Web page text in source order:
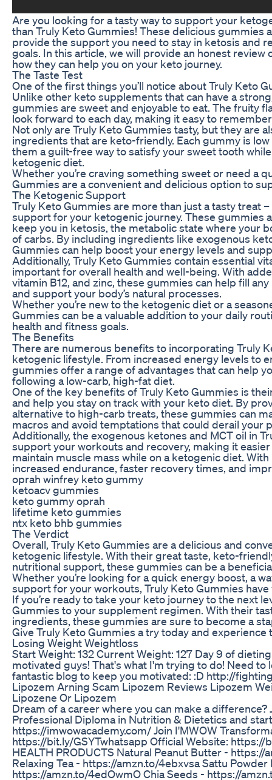
Are you looking for a tasty way to support your
than Truly Keto Gummies! These delicious gummies
provide the support you need to stay in ketosis and
goals. In this article, we will provide an honest review
how they can help you on your keto journey.
The Taste Test
One of the first things you’ll notice about Truly Keto
Unlike other keto supplements that can have a
gummies are sweet and enjoyable to eat. The fruity
look forward to each day, making it easy to
Not only are Truly Keto Gummies tasty, but they are
ingredients that are keto-friendly. Each gummy is
them a guilt-free way to satisfy your sweet tooth
ketogenic diet.
Whether you’re craving something sweet or need a
Gummies are a convenient and delicious option to
The Ketogenic Support
Truly Keto Gummies are more than just a tasty treat
support for your ketogenic journey. These gummies
keep you in ketosis, the metabolic state where your
of carbs. By including ingredients like exogenous
Gummies can help boost your energy levels and
Additionally, Truly Keto Gummies contain essential
important for overall health and well-being. With
vitamin B12, and zinc, these gummies can help fill
and support your body’s natural processes.
Whether you’re new to the ketogenic diet or a
Gummies can be a valuable addition to your daily
health and fitness goals.
The Benefits
There are numerous benefits to incorporating Truly
ketogenic lifestyle. From increased energy levels to
gummies offer a range of advantages that can help
following a low-carb, high-fat diet.
One of the key benefits of Truly Keto Gummies is
and help you stay on track with your keto diet. By
alternative to high-carb treats, these gummies can
macros and avoid temptations that could derail your
Additionally, the exogenous ketones and MCT oil in
support your workouts and recovery, making it
maintain muscle mass while on a ketogenic diet.
increased endurance, faster recovery times, and
oprah winfrey keto gummy
ketoacv gummies
keto gummy oprah
lifetime keto gummies
ntx keto bhb gummies
The Verdict
Overall, Truly Keto Gummies are a delicious and
ketogenic lifestyle. With their great taste, keto-
nutritional support, these gummies can be a
Whether you’re looking for a quick energy boost, a
support for your workouts, Truly Keto Gummies have
If you’re ready to take your keto journey to the next
Gummies to your supplement regimen. With their
ingredients, these gummies are sure to become a
Give Truly Keto Gummies a try today and
Losing Weight Weightloss
Start Weight: 132 Current Weight: 127 Day 9 of
motivated guys! That's what I'm trying to do! Need to
fantastic blog to keep you motivated: :D http://
Lipozem Arning Scam Lipozem Reviews Lipozem
Lipozene Or Lipozem
Dream of a career where you can make a difference?
Professional Diploma in Nutrition & Dietetics and
https://imwowacademy.com/ Join I'MWOW
https://bit.ly/GSYTwhatsapp Official Website: https://
HEALTH PRODUCTS Natural Peanut Butter -
Relaxing Tea - https://amzn.to/4ebxvsa Sattu Powder
https://amzn.to/4edOwmO Chia Seeds - https://